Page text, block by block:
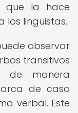
que la hace
los lingüistas.
observar
transitivos
de manera
de caso
verbal. Este